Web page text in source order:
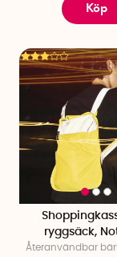
Köp
ryggsäck,
Återanvändbar